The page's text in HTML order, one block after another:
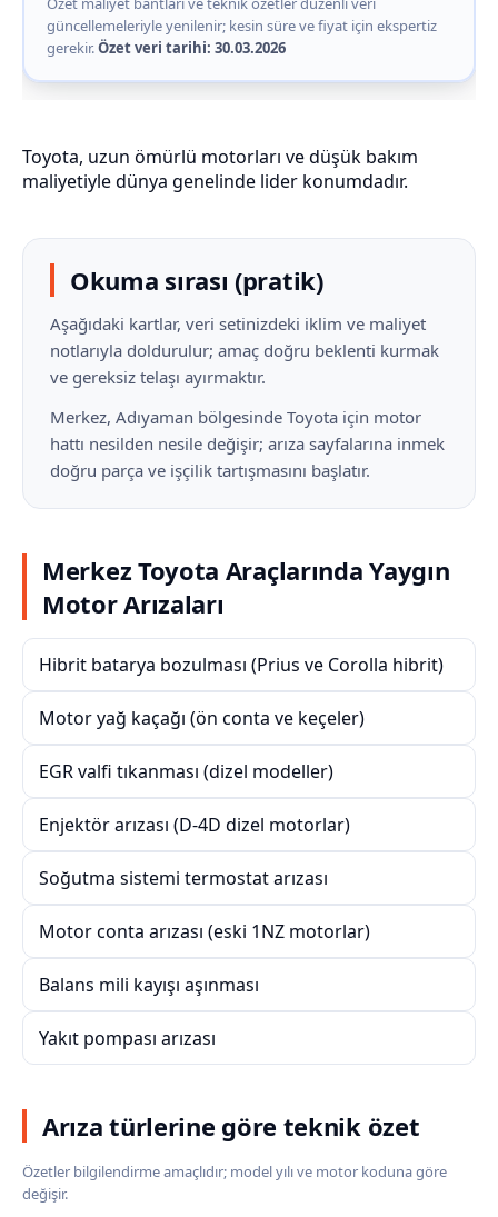
güncellemeleriyle yenilenir; kesin süre ve fiyat için ekspertiz
gerekir.Özet veri tarihi: 30.03.2026
Toyota, uzun ömürlü motorları ve düşük bakım
maliyetiyle dünya genelinde lider konumdadır.
Okuma sırası (pratik)
Aşağıdaki kartlar, veri setinizdeki iklim ve maliyet
notlarıyla doldurulur; amaç doğru beklenti kurmak
ve gereksiz telaşı ayırmaktır.
Merkez, Adıyaman bölgesinde Toyota için motor
hattı nesilden nesile değişir; arıza sayfalarına inmek
doğru parça ve işçilik tartışmasını başlatır.
Merkez Toyota Araçlarında Yaygın
Motor Arızaları
Hibrit batarya bozulması (Prius ve Corolla hibrit)
Motor yağ kaçağı (ön conta ve keçeler)
EGR valfi tıkanması (dizel modeller)
Enjektör arızası (D-4D dizel motorlar)
Soğutma sistemi termostat arızası
Motor conta arızası (eski 1NZ motorlar)
Balans mili kayışı aşınması
Yakıt pompası arızası
Arıza türlerine göre teknik özet
Özetler bilgilendirme amaçlıdır; model yılı ve motor koduna göre
değişir.